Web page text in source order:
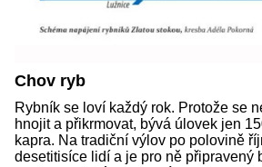
Chov ryb
Rybník se loví každý rok. Protože se
hnojit a přikrmovat, bývá úlovek jen
kapra. Na tradiční výlov po polovině
desetitisíce lidí a je pro ně připravený